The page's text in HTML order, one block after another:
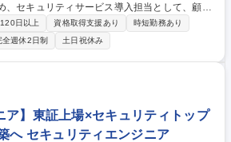
、セキュリティサービス導入担当として、顧客
グし、最適なセキュリティソリューションの提
支援まで一貫して担当頂きます。 ＜携わる
Access、Netskope等) ■EDR(CrowdStrik
務内容の一例】 ◆顧客へのセキュリティ製品
計 ◆セキュリティ製品のPoC実施 ◆導入後の
成 ◆顧客折衝・技術支援および問い合わせ対応
品の導入支援】NRIグループ/リモート可/フレ
日以上 資格取得支援あり
時短勤務あり
全週休2日制 土日祝休み
ア】東証上場×セキュリティトップ
へ セキュリティエンジニア